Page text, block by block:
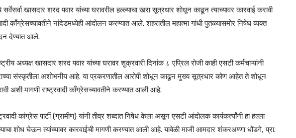
खासदार शरद पवार यांच्या घरावरील हल्ल्याचा खरा सूत्रधार शोधून काढून त्याच्यावर कारवाई करावी
काँग्रेसच्यावतीने नांदेडमध्येही आंदोलन करण्यात आले. शहरातील महात्मा गांधी पुतळ्यासमोर निषेध व्यक्त
देण्यात आले.
अध्यक्ष खासदार शरद पवार यांच्या घरावर शुक्रवारी दिनांक ८ एप्रिल रोजी काही एसटी कर्मचाऱ्यांनी
संस्कृतीला अशोभनीय आहे. या प्रकरणातील आरोपी शोधून काढून मुख्य सूत्रधार कोण आहेत ते शोधून
अशी मागणी राष्ट्रवादी काँग्रेसच्यावतीने करण्यात आली आहे.
कांग्रेस पार्टी (ग्रामीण) यांनी तीव्र शब्दात निषेध केला असून एसटी आंदोलक कार्यकर्त्यांनी हा हल्ला
शोध घेऊन त्यांच्यावर कारवाईची मागणी करण्यात आली आहे. यावेळी माजी आमदार शंकरअण्णा धोंडगे, प्रा.